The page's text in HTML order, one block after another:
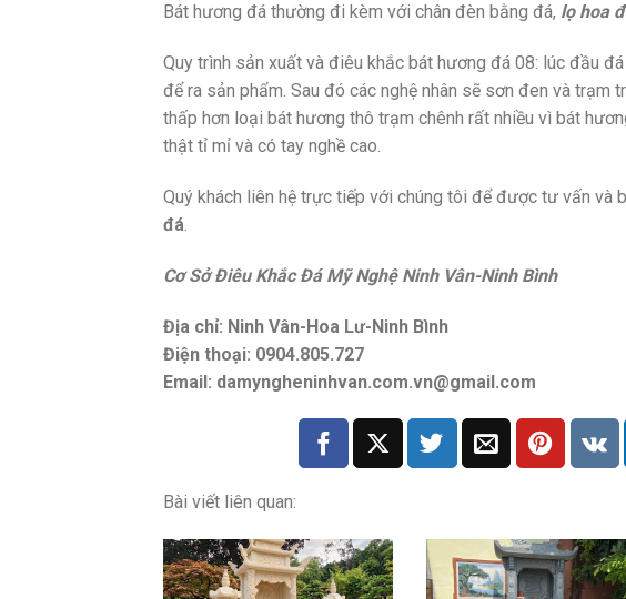
Bát hương đá thường đi kèm với chân đèn bằng đá, lọ hoa
Quy trình sản xuất và điêu khắc bát hương đá 08: lúc đầu
để ra sản phẩm. Sau đó các nghệ nhân sẽ sơn đen và trạm
thấp hơn loại bát hương thô trạm chênh rất nhiều vì bát
thật tỉ mỉ và có tay nghề cao.
Quý khách liên hệ trực tiếp với chúng tôi để được tư vấn và
đá.
Cơ Sở Điêu Khắc Đá Mỹ Nghệ Ninh Vân-Ninh Bình
Địa chỉ: Ninh Vân-Hoa Lư-Ninh Bình
Điện thoại: 0904.805.727
Email: damyngheninhvan.com.vn@gmail.com
Bài viết liên quan: